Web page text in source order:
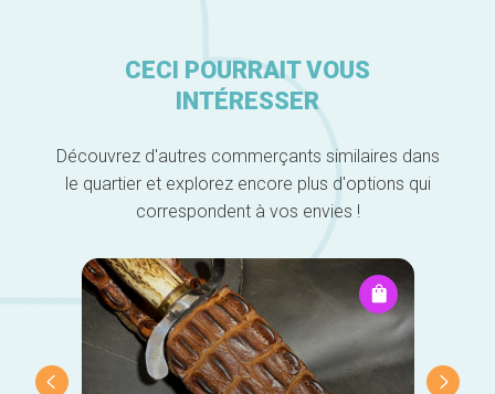
CECI POURRAIT VOUS
INTÉRESSER
Découvrez d'autres commerçants similaires dans
le quartier et explorez encore plus d'options qui
correspondent à vos envies !